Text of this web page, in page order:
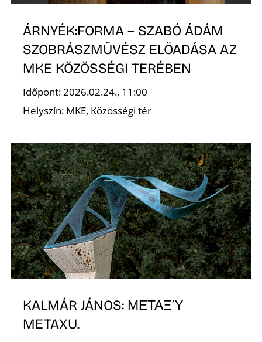
ÁRNYÉK:FORMA – SZABÓ ÁDÁM
SZOBRÁSZMŰVÉSZ ELŐADÁSA AZ
MKE KÖZÖSSÉGI TERÉBEN
Időpont: 2026.02.24., 11:00
Helyszín: MKE, Közösségi tér
KALMÁR JÁNOS: ΜΕΤΑΞΎ
METAXU.